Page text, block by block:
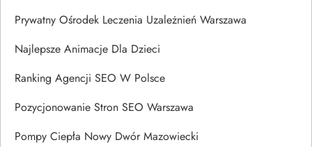
Prywatny Ośrodek Leczenia Uzależnień Warszawa
Najlepsze Animacje Dla Dzieci
Ranking Agencji SEO W Polsce
Pozycjonowanie Stron SEO Warszawa
Pompy Ciepła Nowy Dwór Mazowiecki